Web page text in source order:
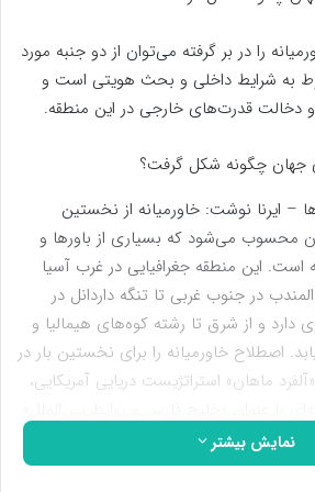
را در بر گرفته می‌توان از دو جنبه مورد
به شرایط داخلی و بحث هویتی است و
و دخالت قدرت‌های خارجی در این منطقه.
– ایرنا نوشت: خاورمیانه از نخستین
محسوب می‌شود که بسیاری از باورها و
این منطقه جغرافیایی در غرب آسیا
در جنوب ‌غربی تا تنگه داردانل در
دارد و از شرق تا رشته کوه‌های هیمالیا و
اصطلاح خاورمیانه را برای نخستین بار در
ماهان» استراتژیست دریایی آمریکایی،
نمایش بیشتر